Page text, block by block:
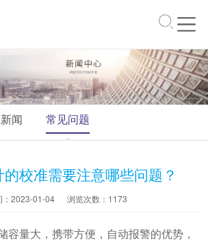
闻 常见问题
校准需要注意哪些问题？
：2023-01-04 浏览次数： 1173
容量大，携带方便，自动报警的优势，